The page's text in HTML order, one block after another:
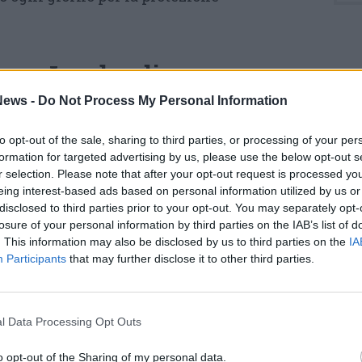
- Do Not Process My Personal Information
opt-out of the sale, sharing to third parties, or processing of your
for targeted advertising by us, please use the below opt-out
selection. Please note that after your opt-out request is processed
interest-based ads based on personal information utilized by us
to third parties prior to your opt-out. You may separately
of your personal information by third parties on the IAB’s list of
This information may also be disclosed by us to third parties on the
Participants that may further disclose it to other third parties.
Data Processing Opt Outs
opt-out of the Sharing of my personal data.
Lombardia
state illustrate le principali attività svolte
monitoraggi ambientali ai controlli sul
tecnico e scientifico fornito alle
presentato cosa fa Arpa Lombardia – ha
– tenendo in considerazione i diversi ruoli
di monitoraggi, controlli e fornendo
con l’obiettivo di analizzare lo stato
a prevenire e gestire eventuali problemi».
Abu Dhabi è guidata da S.E. Dr. Shaikha
dell’ente. La visita si inserisce
di confronto internazionale sui temi della